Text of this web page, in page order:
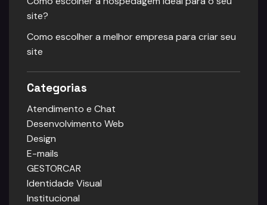
site?
Como escolher a melhor empresa para criar seu
site
Categorias
Atendimento e Chat
Desenvolvimento Web
Design
E-mails
GESTORCAR
Identidade Visual
Institucional